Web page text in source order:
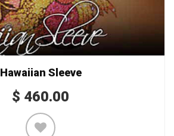
Hawaiian Sleeve
$ 460.00